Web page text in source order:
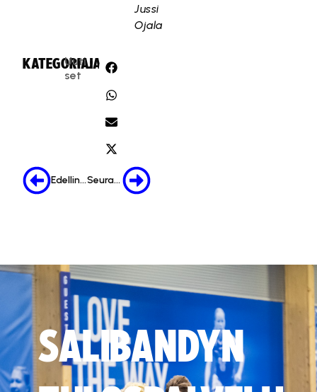
Jussi
Ojala
KATEGORIA:
Uuti
set
JAA:
Edellinen Seuraava
SALIBANDYN